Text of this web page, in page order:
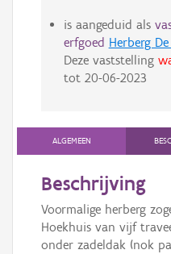
is aangeduid als
erfgoed Herberg
Deze vaststelling
tot 20-06-2023
ALGEMEEN
Beschrijving
Voormalige herberg
Hoekhuis van vijf
onder zadeldak (nok